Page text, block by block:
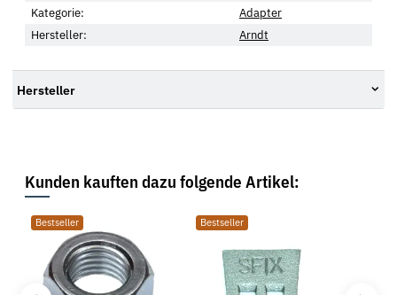
Kategorie:
Adapter
Hersteller:
Arndt
Hersteller
Kunden kauften dazu folgende Artikel:
Bestseller Bestseller